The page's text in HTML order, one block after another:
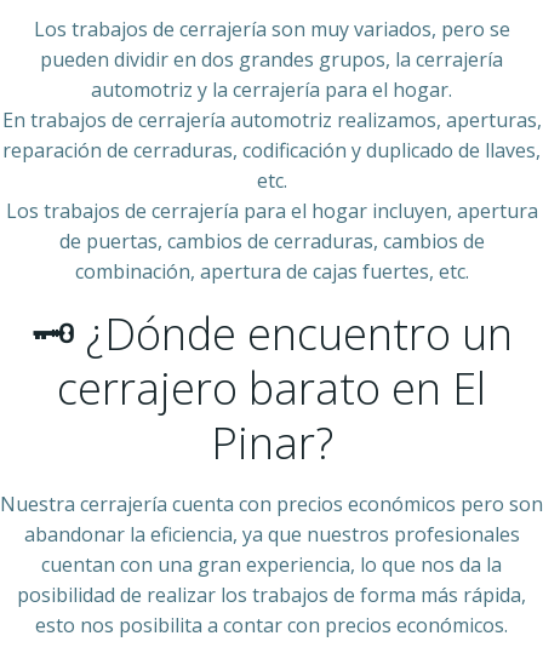
Los trabajos de cerrajería son muy variados, pero se
pueden dividir en dos grandes grupos, la cerrajería
automotriz y la cerrajería para el hogar.
En trabajos de cerrajería automotriz realizamos, aperturas,
reparación de cerraduras, codificación y duplicado de llaves,
etc.
Los trabajos de cerrajería para el hogar incluyen, apertura
de puertas, cambios de cerraduras, cambios de
combinación, apertura de cajas fuertes, etc.
🗝 ¿Dónde encuentro un
cerrajero barato en El
Pinar?
Nuestra cerrajería cuenta con precios económicos pero son
abandonar la eficiencia, ya que nuestros profesionales
cuentan con una gran experiencia, lo que nos da la
posibilidad de realizar los trabajos de forma más rápida,
esto nos posibilita a contar con precios económicos.